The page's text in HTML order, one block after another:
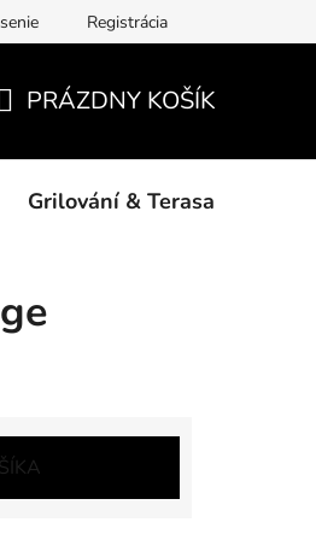
informace a odkazy ÚKZÚZ
Registrácia
KOŠÍK
PRÁZDNY KOŠÍK
Grilování & Terasa